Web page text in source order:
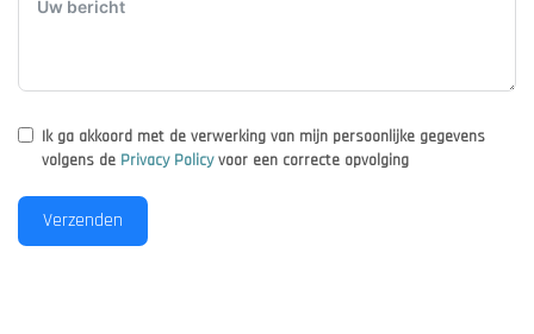
Ik ga akkoord met de verwerking van mijn persoonlijke gegevens
volgens de Privacy Policyvoor een correcte opvolging
Verzenden